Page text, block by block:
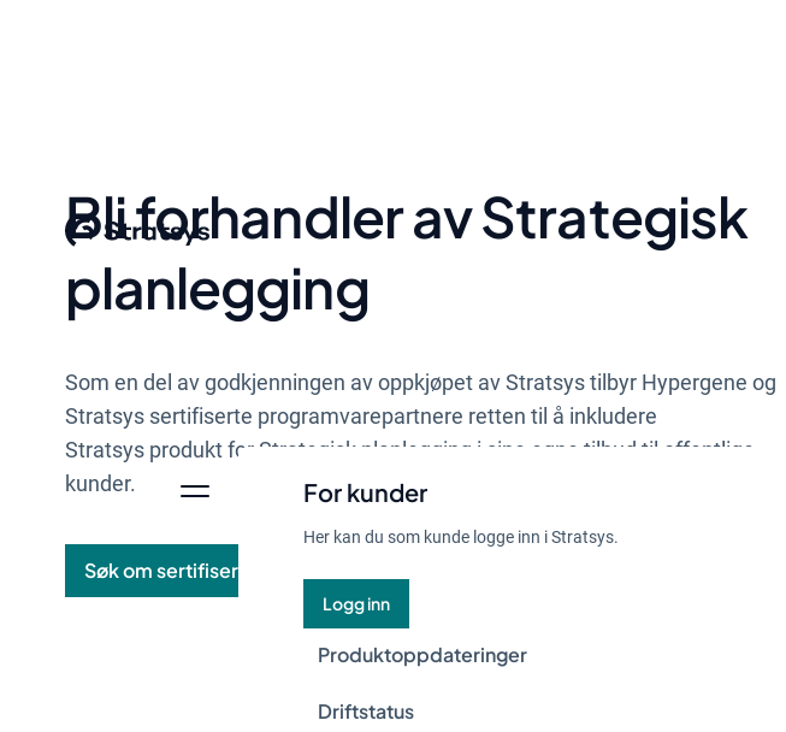
For kunder
Her kan du som kunde logge inn i Stratsys.
Logg inn
Produktoppdateringer
Driftstatus
Bli forhandler av Strategisk
planlegging
Som en del av godkjenningen av oppkjøpet av Stratsys tilbyr Hypergene og
Stratsys sertifiserte programvarepartnere retten til å inkludere
Stratsys produkt for Strategisk planlegging i sine egne tilbud til offentlige
kunder.
Søk om sertifisering